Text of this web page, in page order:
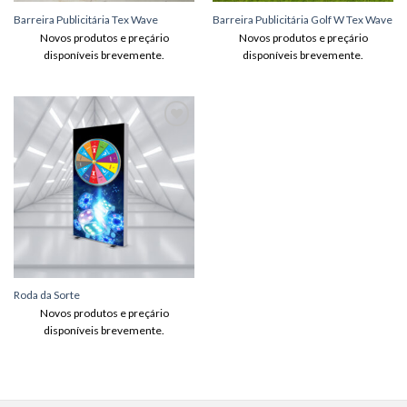
Barreira Publicitária Tex Wave
Novos produtos e preçário
disponíveis brevemente.
Barreira Publicitária Golf W Tex Wave
Novos produtos e preçário
disponíveis brevemente.
Adicionar
aos meus
desejos
Roda da Sorte
Novos produtos e preçário
disponíveis brevemente.